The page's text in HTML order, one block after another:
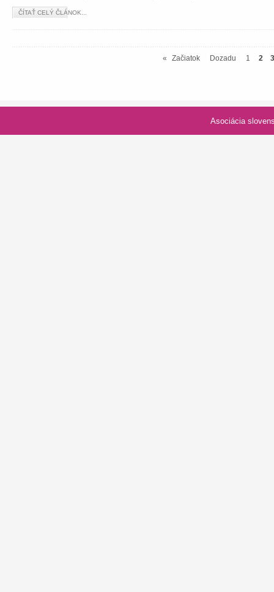
ČÍTAŤ CELÝ ČLÁNOK...
« Začiatok Dozadu 1 2 3
Asociácia slovenských